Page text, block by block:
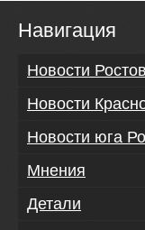
Навигация
Новости
Новости
Новости юга
Мнения
Детали